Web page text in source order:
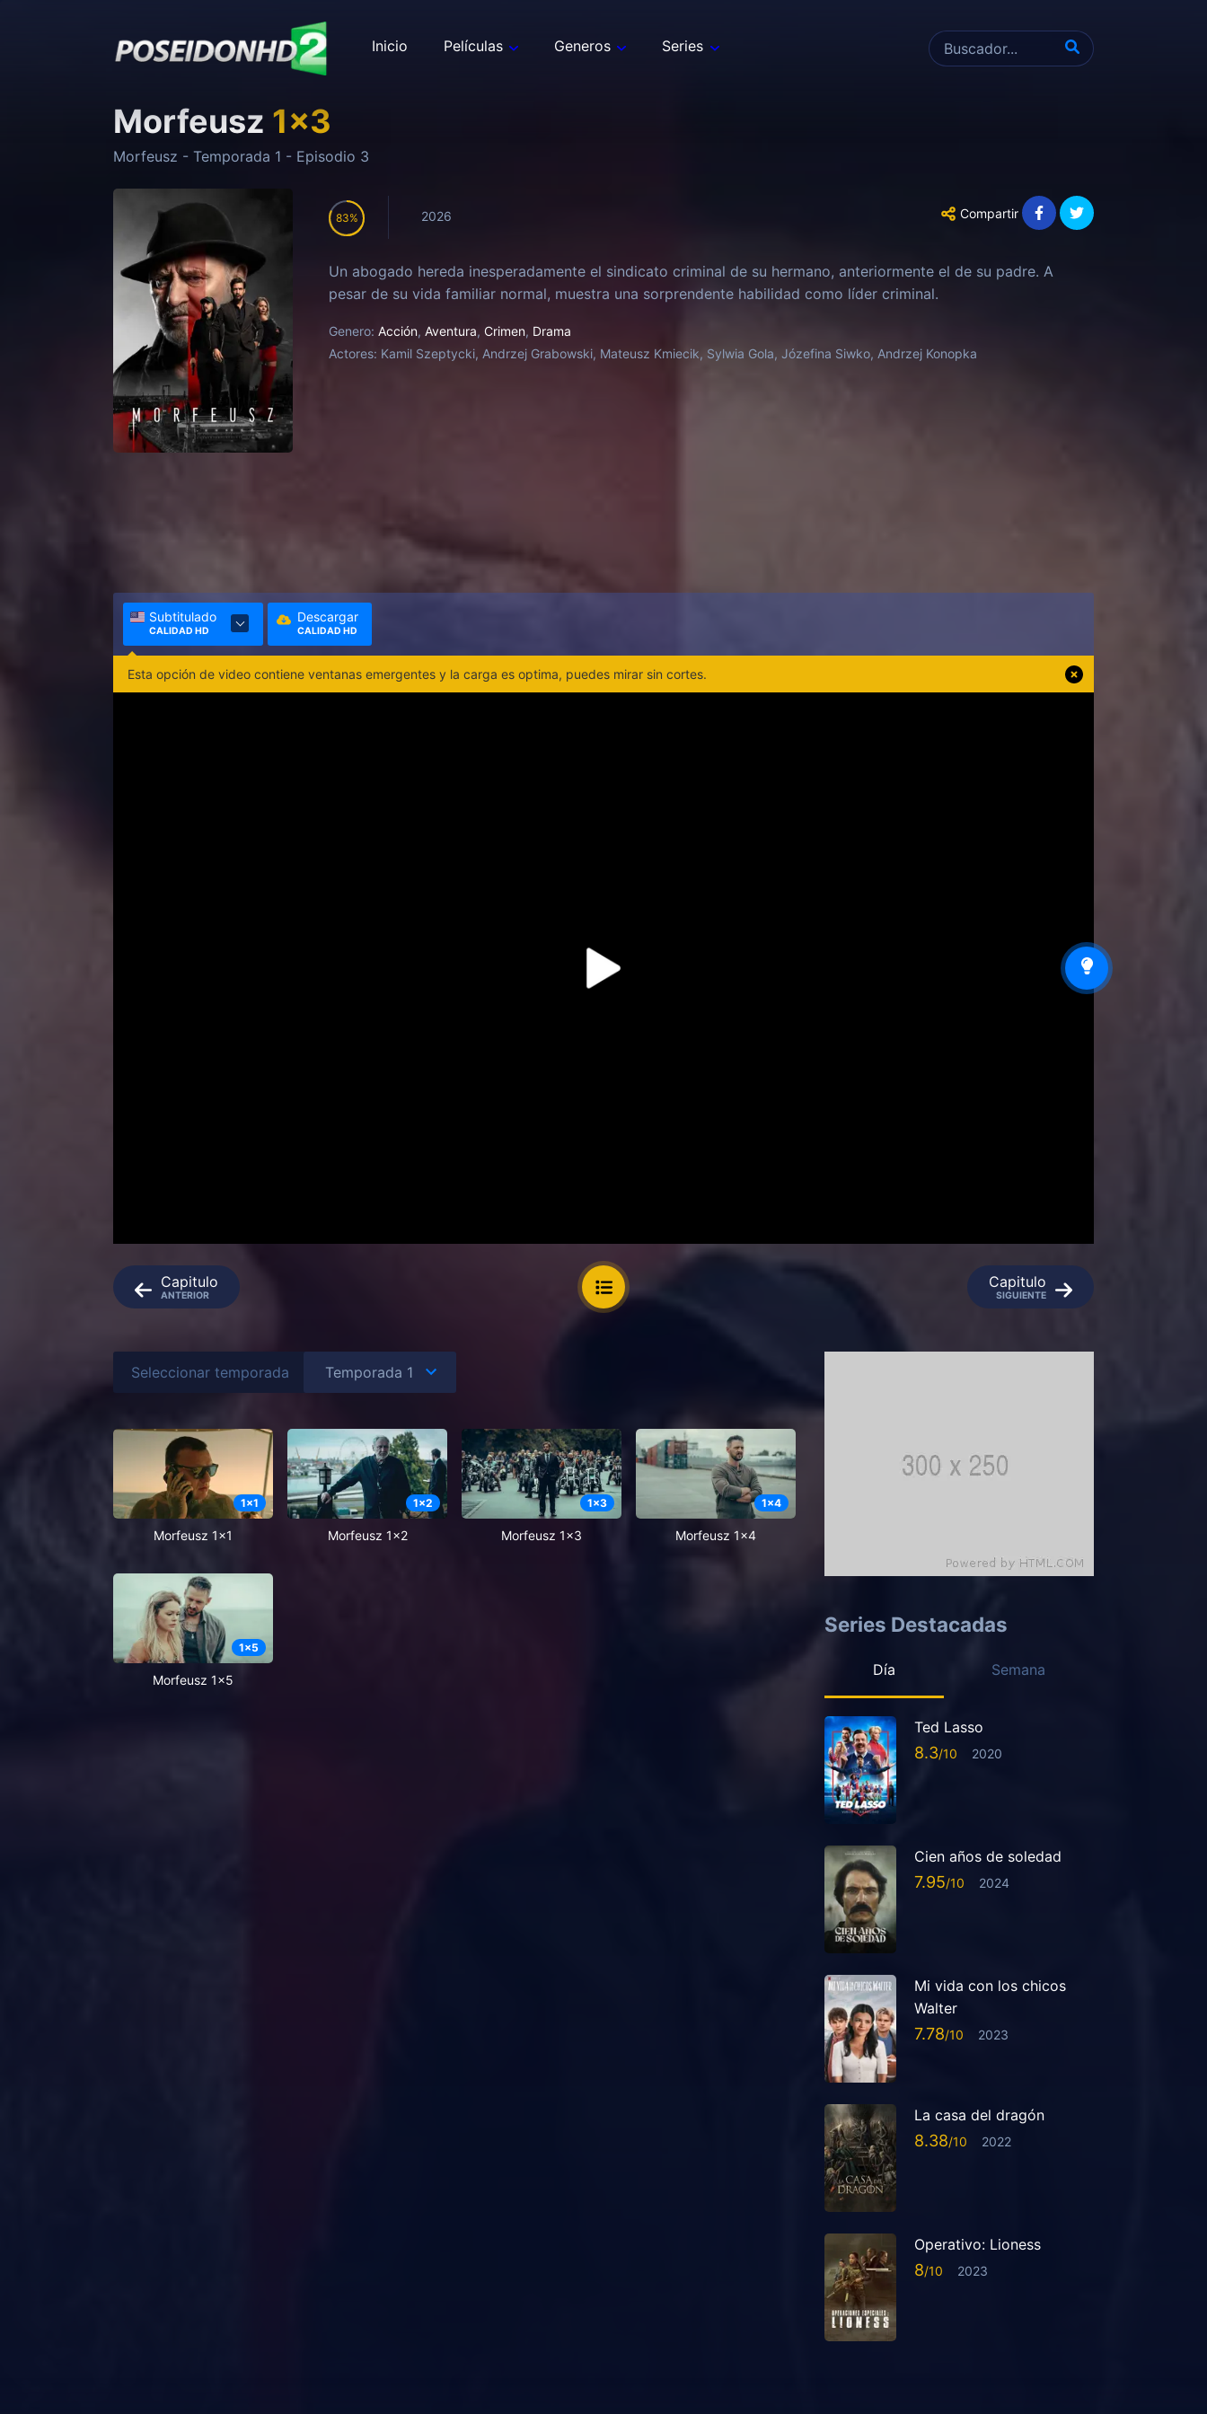
Inicio Películas Generos Series
Morfeusz 1x3
Morfeusz - Temporada 1 - Episodio 3
83 2026 Compartir
Un abogado hereda inesperadamente el sindicato criminal de su hermano, anteriormente el de su padre. A
pesar de su vida familiar normal, muestra una sorprendente habilidad como líder criminal.
Genero: Acción, Aventura, Crimen, Drama
Actores: Kamil Szeptycki, Andrzej Grabowski, Mateusz Kmiecik, Sylwia Gola, Józefina Siwko, Andrzej Konopka
Subtitulado
CALIDAD HD
Descargar
CALIDAD HD
Esta opción de video contiene ventanas emergentes y la carga es optima, puedes mirar sin cortes.
Capitulo
ANTERIOR
Capitulo
SIGUIENTE
Seleccionar temporada
1x1
Morfeusz 1x1
1x2
Morfeusz 1x2
1x3
Morfeusz 1x3
1x4
Morfeusz 1x4
1x5
Morfeusz 1x5
Series Destacadas
Día Semana
Ted Lasso
8.3 2020
Cien años de soledad
7.95 2024
Mi vida con los chicos
Walter
7.78 2023
La casa del dragón
8.38 2022
Operativo: Lioness
8 2023